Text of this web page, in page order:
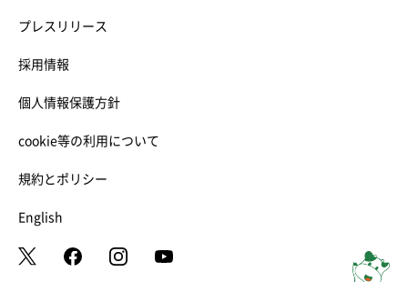
プレスリリース
採用情報
個人情報保護方針
cookie等の利用について
規約とポリシー
English